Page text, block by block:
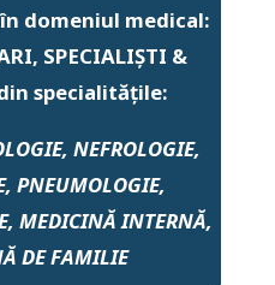
domeniul medical:
SPECIALIȘTI &
specialitățile:
NEFROLOGIE,
PNEUMOLOGIE,
MEDICINĂ INTERNĂ,
DE FAMILIE